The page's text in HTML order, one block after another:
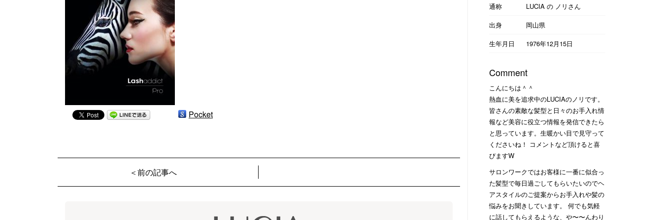
Pocket
＜前の記事へ
通称
LUCIA の ノリさん
出身
岡山県
生年月日
1976年12月15日
Comment
こんにちは＾＾
熱血に美を追求中のLUCIAのノリです。
皆さんの素敵な髪型と日々のお手入れ情
報など美容に役立つ情報を発信できたら
と思っています。生暖かい目で見守って
くださいね！ コメントなど頂けると喜
びますW
サロンワークではお客様に一番に似合っ
た髪型で毎日過ごしてもらいたいのでヘ
アスタイルのご提案からお手入れや髪の
悩みをお聞きしています。 何でも気軽
に話してもらえるような、や〜〜んわり